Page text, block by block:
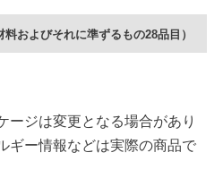
料およびそれに準ずるもの28品目）
ジは変更となる場合があり
ギー情報などは実際の商品で